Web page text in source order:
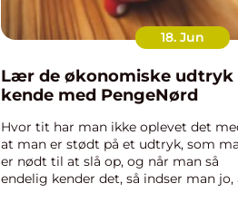
18. Jun
Lær de økonomiske udtryk
kende med PengeNørd
Hvor tit har man ikke oplevet det
at man er stødt på et udtryk, som
er nødt til at slå op, og når man så
endelig kender det, så indser man jo,